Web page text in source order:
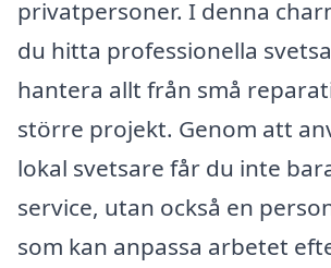
privatpersoner. I denna
du hitta professionella
hantera allt från små
större projekt. Genom att
lokal svetsare får du inte
service, utan också en
som kan anpassa arbetet